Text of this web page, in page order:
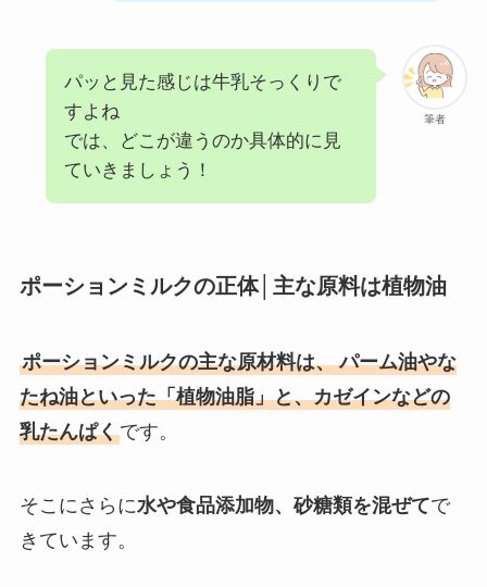
筆者
パッと見た感じは牛乳そっくりで
すよね
では、どこが違うのか具体的に見
ていきましょう！
ポーションミルクの正体│主な原料は植物油
ポーションミルクの主な原材料は、 パーム油やな
たね油といった「植物油脂」と、カゼインなどの
乳たんぱくです。
そこにさらに水や食品添加物、砂糖類を混ぜてで
きています。